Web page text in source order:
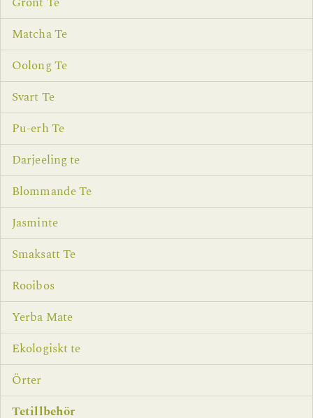
Matcha Te
Oolong Te
Svart Te
Pu-erh Te
Darjeeling te
Blommande Te
Jasminte
Smaksatt Te
Rooibos
Yerba Mate
Ekologiskt te
Örter
Tetillbehör